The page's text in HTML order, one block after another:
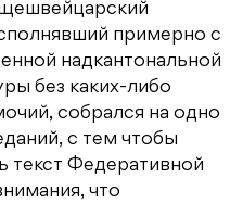
примерно с
надкантональной
без каких-либо
собрался на одно
с тем чтобы
текст Федеративной
что